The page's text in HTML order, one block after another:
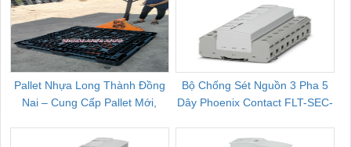
Pallet Nhựa Long Thành Đồng
Nai – Cung Cấp Pallet Mới,
Bộ Chống Sét Nguồn 3 Pha 5
Dây Phoenix Contact FLT-SEC-